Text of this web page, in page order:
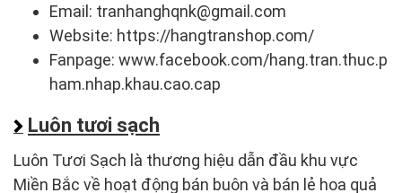
Email: tranhanghqnk@gmail.com
Website: https://hangtranshop.com/
Fanpage: www.facebook.com/hang.tran.thuc.p
ham.nhap.khau.cao.cap
Luôn tươi sạch
Luôn Tươi Sạch là thương hiệu dẫn đầu khu vực
Miền Bắc về hoạt động bán buôn và bán lẻ hoa quả